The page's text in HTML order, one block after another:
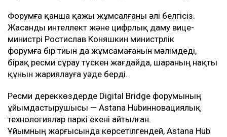
Форумға қанша қажы жұмсалғаны әлі белгісіз.
Жасанды интеллект және цифрлық даму вице-
министрі Ростислав Коняшкин министрлік
форумға бір тиын да жұмсамағанын мәлімдеді,
бірақ ресми сұрау түскен жағдайда, шараның нақты
құнын жариялауға уәде берді.
Ресми дереккөздерде Digital Bridge форумының
ұйымдастырушысы — Astana Hubинновациялық
технологиялар паркі екені айтылған.
Ұйымның жарғысында көрсетілгендей, Astana Hub